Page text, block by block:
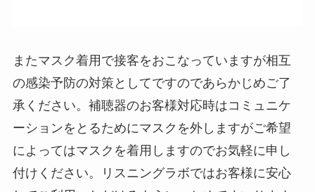
またマスク着用で接客をおこなっていますが相互
の感染予防の対策としてですのであらかじめご了
承ください。補聴器のお客様対応時はコミュニケ
ーションをとるためにマスクを外しますがご希望
によってはマスクを着用しますのでお気軽に申し
付けください。リスニングラボではお客様に安心